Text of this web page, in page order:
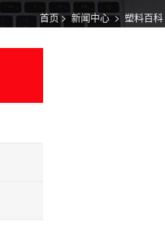
首页 >新闻中心> 塑料百科